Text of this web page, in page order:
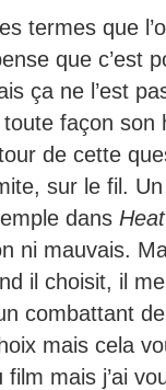
termes que
que c’est
ça ne l’est
façon son
de cette
sur le fil.
dans Heat
ni mauvais.
il choisit, il
combattant
mais cela
mais j’ai